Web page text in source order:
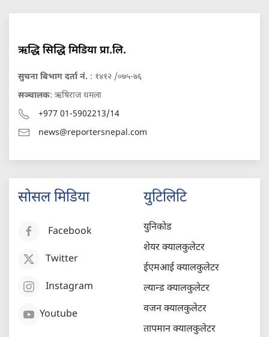
ऋद्धि सिद्धि मिडिया प्रा.लि.
सुचना बिभाग दर्ता नं. : १४१२ /०७५-७६
सञ्चालक: ऋषिराज धमला
+977 01-5902213/14
news@reportersnepal.com
सोसल मिडिया
Facebook
Twitter
Instagram
Youtube
युटिलिटि
युनिकोड
शेयर क्यालकुलेटर
ईएमआई क्यालकुलेटर
ल्यान्ड क्यालकुलेटर
वजन क्यालकुलेटर
तापमान क्यालकुलेटर